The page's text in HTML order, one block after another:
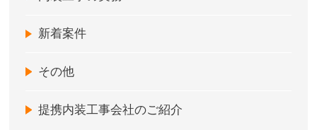
新着案件
その他
提携内装工事会社のご紹介